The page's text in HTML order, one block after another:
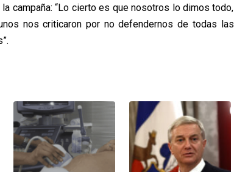
campaña: “Lo cierto es que nosotros lo dimos todo,
nos criticaron por no defendernos de todas las